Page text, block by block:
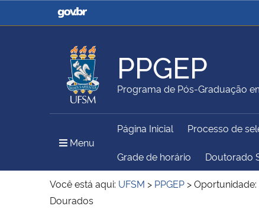
Casa Civil
Ministério da Justiça e
Ministério da Agricultura,
Pecuária e Abastecimento
Ministério da Educação
Ministério do Meio Ambiente
Secretaria de Governo
PPGEP
Programa de Pós-Graduação
Menu
Página Inicial Processo de
Grade de horário Doutorado
Você está aqui: UFSM > PPGEP >
Dourados